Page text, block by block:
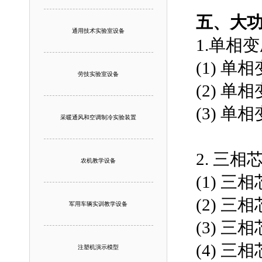
通用技术实验室设备
劳技实验室设备
采暖通风和空调制冷实验装置
农机教学设备
军用车辆实训教学设备
注塑机演示模型
五、大
1.单相
(1) 单相
(2) 单相
(3) 单相
2. 三相
(1) 三相
(2) 三相
(3) 三相
(4) 三相